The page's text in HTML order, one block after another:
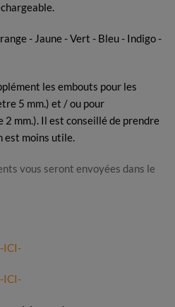
- Jaune - Vert - Bleu - Indigo -
les embouts pour les
5 mm.) et / ou pour
mm.). Il est conseillé de prendre
est moins utile.
vous seront envoyées dans le
-ICI-
-ICI-